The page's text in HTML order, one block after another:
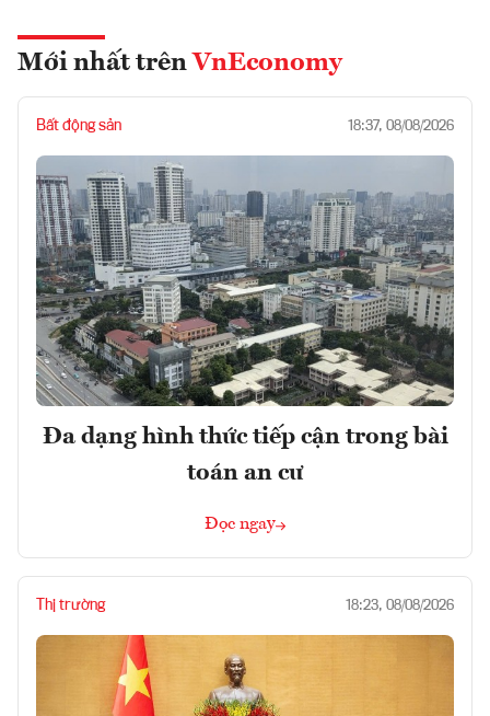
Mới nhất trên VnEconomy
Bất động sản 18:37, 08/08/2026
Đa dạng hình thức tiếp cận trong bài
toán an cư
Đọc ngay
Thị trường 18:23, 08/08/2026